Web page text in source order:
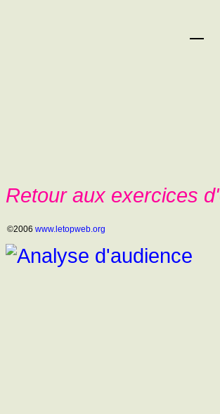
Retour aux exercices
©2006 www.letopweb.org